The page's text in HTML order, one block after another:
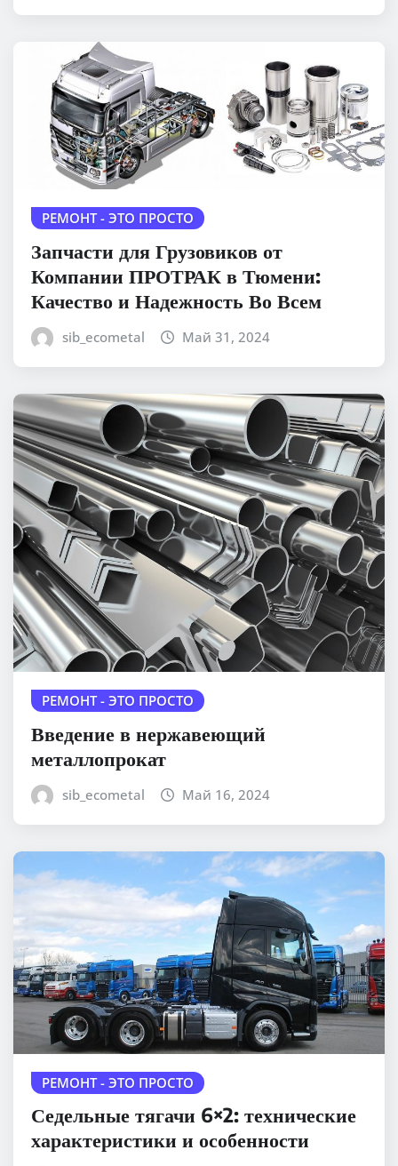
РЕМОНТ - ЭТО ПРОСТО
Запчасти для Грузовиков от
Компании ПРОТРАК в Тюмени:
Качество и Надежность Во Всем
sib_ecometal Май 31, 2024
РЕМОНТ - ЭТО ПРОСТО
Введение в нержавеющий
металлопрокат
sib_ecometal Май 16, 2024
РЕМОНТ - ЭТО ПРОСТО
Седельные тягачи 6×2: технические
характеристики и особенности